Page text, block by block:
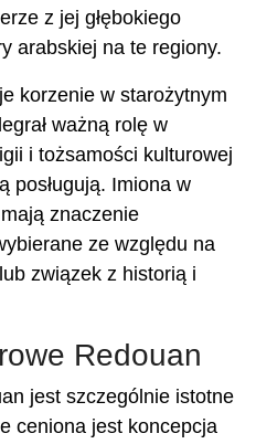
z jej głębokiego
arabskiej na te regiony.
korzenie w starożytnym
ważną rolę w
i tożsamości kulturowej
posługują. Imiona w
znaczenie
ze względu na
związek z historią i
Redouan
jest szczególnie istotne
ceniona jest koncepcja